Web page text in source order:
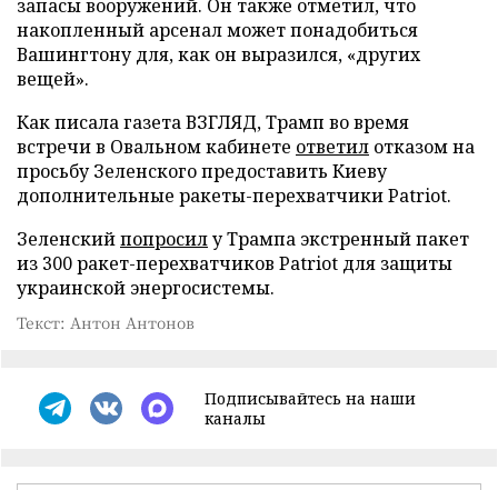
запасы вооружений. Он также отметил, что
накопленный арсенал может понадобиться
Вашингтону для, как он выразился, «других
вещей».
Как писала газета ВЗГЛЯД, Трамп во время
встречи в Овальном кабинете ответил отказом на
просьбу Зеленского предоставить Киеву
дополнительные ракеты-перехватчики Patriot.
Зеленскийпопросилу Трампа экстренный пакет
из 300 ракет-перехватчиков Patriot для защиты
украинской энергосистемы.
Текст: Антон Антонов
Подписывайтесь на наши
каналы